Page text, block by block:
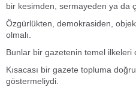
bir kesimden, sermayeden ya da
Özgürlükten, demokrasiden,
olmalı.
Bunlar bir gazetenin temel ilkeleri
Kısacası bir gazete topluma
göstermeliydi.